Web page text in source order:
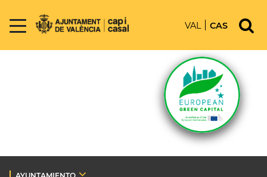
VAL CAS